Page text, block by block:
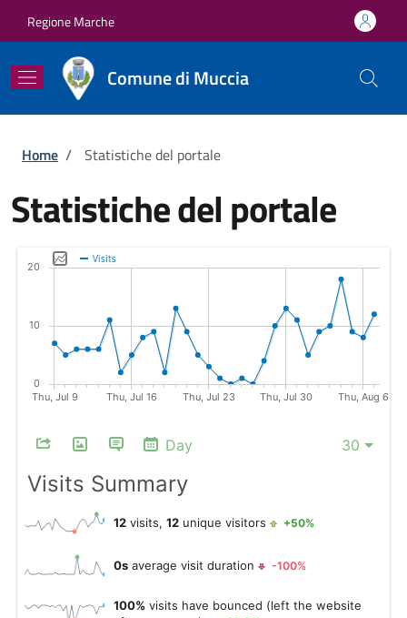
Regione Marche
Comune di Muccia
Briciole di pane
Home / Statistiche del portale
Statistiche del portale